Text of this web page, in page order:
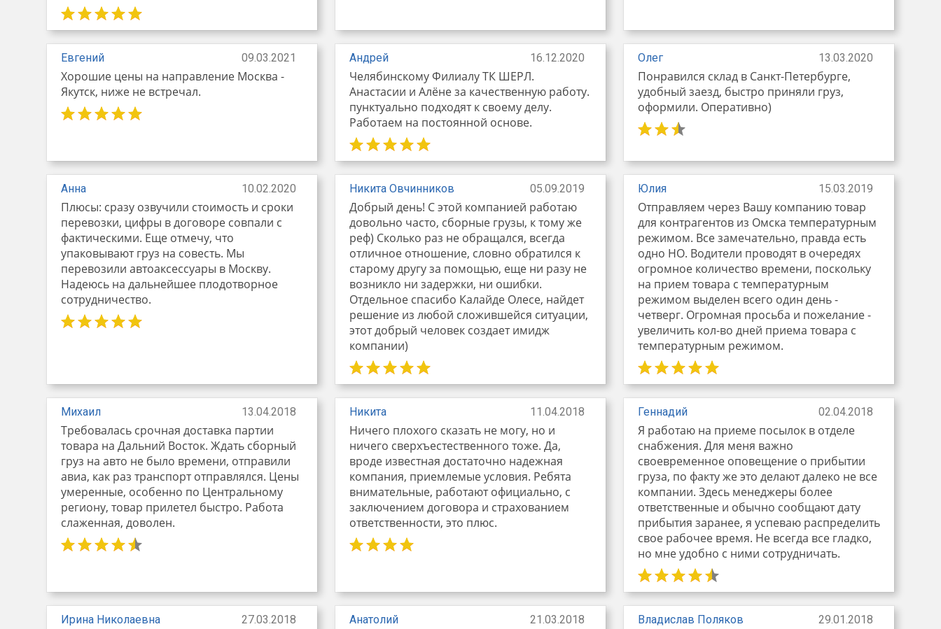
09.03.2021
Евгений
Хорошие цены на направление Москва -
Якутск, ниже не встречал.
16.12.2020
Андрей
Челябинскому Филиалу ТК ШЕРЛ.
Анастасии и Алёне за качественную работу.
пунктуально подходят к своему делу.
Работаем на постоянной основе.
13.03.2020
Олег
Понравился склад в Санкт-Петербурге,
удобный заезд, быстро приняли груз,
оформили. Оперативно)
10.02.2020
Анна
Плюсы: сразу озвучили стоимость и сроки
перевозки, цифры в договоре совпали с
фактическими. Еще отмечу, что
упаковывают груз на совесть. Мы
перевозили автоаксессуары в Москву.
Надеюсь на дальнейшее плодотворное
сотрудничество.
05.09.2019
Никита Овчинников
Добрый день! С этой компанией работаю
довольно часто, сборные грузы, к тому же
реф) Сколько раз не обращался, всегда
отличное отношение, словно обратился к
старому другу за помощью, еще ни разу не
возникло ни задержки, ни ошибки.
Отдельное спасибо Калайде Олесе, найдет
решение из любой сложившейся ситуации,
этот добрый человек создает имидж
компании)
15.03.2019
Юлия
Отправляем через Вашу компанию товар
для контрагентов из Омска температурным
режимом. Все замечательно, правда есть
одно НО. Водители проводят в очередях
огромное количество времени, поскольку
на прием товара с температурным
режимом выделен всего один день -
четверг. Огромная просьба и пожелание -
увеличить кол-во дней приема товара с
температурным режимом.
13.04.2018
Михаил
Требовалась срочная доставка партии
товара на Дальний Восток. Ждать сборный
груз на авто не было времени, отправили
авиа, как раз транспорт отправлялся. Цены
умеренные, особенно по Центральному
региону, товар прилетел быстро. Работа
слаженная, доволен.
11.04.2018
Никита
Ничего плохого сказать не могу, но и
ничего сверхъестественного тоже. Да,
вроде известная достаточно надежная
компания, приемлемые условия. Ребята
внимательные, работают официально, с
заключением договора и страхованием
ответственности, это плюс.
02.04.2018
Геннадий
Я работаю на приеме посылок в отделе
снабжения. Для меня важно
своевременное оповещение о прибытии
груза, по факту же это делают далеко не все
компании. Здесь менеджеры более
ответственные и обычно сообщают дату
прибытия заранее, я успеваю распределить
свое рабочее время. Не всегда все гладко,
но мне удобно с ними сотрудничать.
27.03.2018
Ирина Николаевна 21.03.2018
Анатолий 29.01.2018
Владислав Поляков